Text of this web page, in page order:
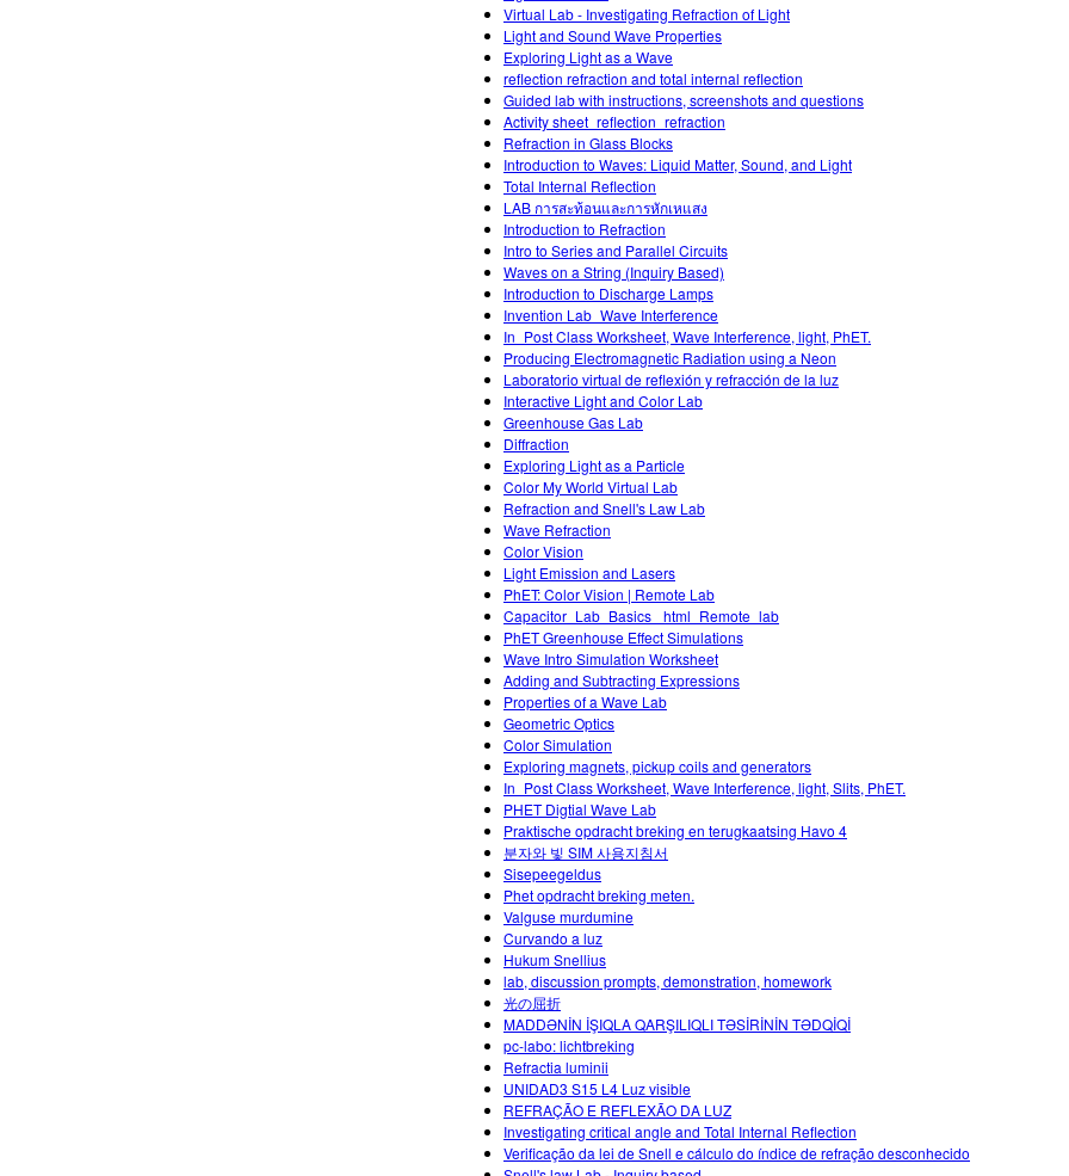
Virtual Lab - Investigating Refraction of Light
Light and Sound Wave Properties
Exploring Light as a Wave
reflection refraction and total internal reflection
Guided lab with instructions, screenshots and questions
Activity sheet_reflection_refraction
Refraction in Glass Blocks
Introduction to Waves: Liquid Matter, Sound, and Light
Total Internal Reflection
LAB การสะท้อนและการหักเหแสง
Introduction to Refraction
Intro to Series and Parallel Circuits
Waves on a String (Inquiry Based)
Introduction to Discharge Lamps
Invention Lab_Wave Interference
In_Post Class Worksheet, Wave Interference, light, PhET.
Producing Electromagnetic Radiation using a Neon
Laboratorio virtual de reflexión y refracción de la luz
Interactive Light and Color Lab
Greenhouse Gas Lab
Diffraction
Exploring Light as a Particle
Color My World Virtual Lab
Refraction and Snell's Law Lab
Wave Refraction
Color Vision
Light Emission and Lasers
PhET: Color Vision | Remote Lab
Capacitor_Lab_Basics _html_Remote_lab
PhET Greenhouse Effect Simulations
Wave Intro Simulation Worksheet
Adding and Subtracting Expressions
Properties of a Wave Lab
Geometric Optics
Color Simulation
Exploring magnets, pickup coils and generators
In_Post Class Worksheet, Wave Interference, light, Slits, PhET.
PHET Digtial Wave Lab
Praktische opdracht breking en terugkaatsing Havo 4
분자와 빛 SIM 사용지침서
Sisepeegeldus
Phet opdracht breking meten.
Valguse murdumine
Curvando a luz
Hukum Snellius
lab, discussion prompts, demonstration, homework
光の屈折
MADDƏNİN İŞIQLA QARŞILIQLI TƏSİRİNİN TƏDQİQİ
pc-labo: lichtbreking
Refractia luminii
UNIDAD3 S15 L4 Luz visible
REFRAÇÃO E REFLEXÃO DA LUZ
Investigating critical angle and Total Internal Reflection
Verificação da lei de Snell e cálculo do índice de refração desconhecido